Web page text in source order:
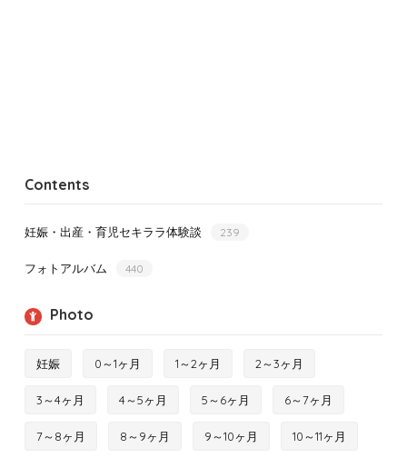
Contents
妊娠・出産・育児セキララ体験談 239
フォトアルバム 440
Photo
妊娠 0～1ヶ月 1～2ヶ月 2～3ヶ月
3～4ヶ月 4～5ヶ月 5～6ヶ月 6～7ヶ月
7～8ヶ月 8～9ヶ月 9～10ヶ月 10～11ヶ月